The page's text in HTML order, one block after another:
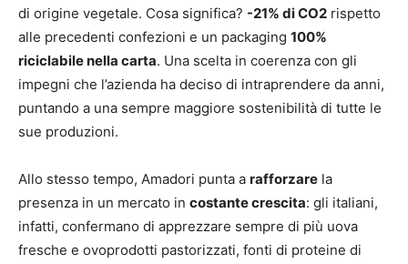
di origine vegetale. Cosa significa? -21% di CO2 rispetto
alle precedenti confezioni e un packaging 100%
riciclabile nella carta. Una scelta in coerenza con gli
impegni che l’azienda ha deciso di intraprendere da anni,
puntando a una sempre maggiore sostenibilità di tutte le
sue produzioni.
Allo stesso tempo, Amadori punta a rafforzare la
presenza in un mercato in costante crescita: gli italiani,
infatti, confermano di apprezzare sempre di più uova
fresche e ovoprodotti pastorizzati, fonti di proteine di